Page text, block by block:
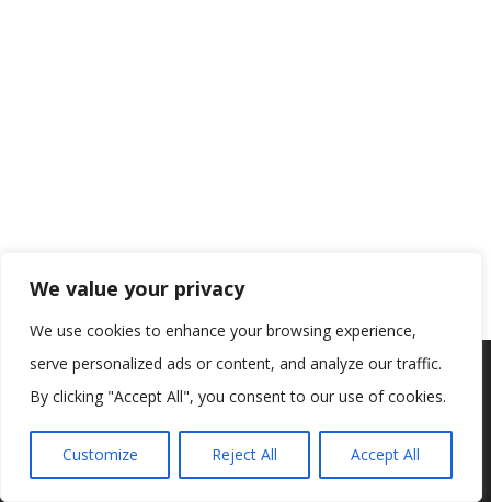
We value your privacy
We use cookies to enhance your browsing experience,
serve personalized ads or content, and analyze our traffic.
By clicking "Accept All", you consent to our use of cookies.
Customize Reject All Accept All
Koristimo kolačiće kako bismo vam pružili najbolje iskustvo na
našoj web stranici.
Informacije o kolačićima koje koristimo ili opcije za
Prihvaćam